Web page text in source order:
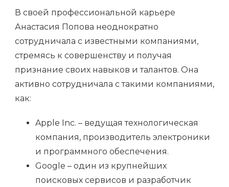
В своей профессиональной карьере
Анастасия Попова неоднократно
сотрудничала с известными компаниями,
стремясь к совершенству и получая
признание своих навыков и талантов. Она
активно сотрудничала с такими компаниями,
как:
Apple Inc. – ведущая технологическая
компания, производитель электроники
и программного обеспечения.
Google – один из крупнейших
поисковых сервисов и разработчик